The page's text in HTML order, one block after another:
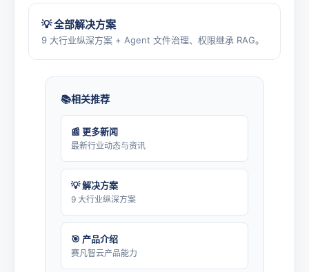
💡 全部解决方案
9 大行业纵深方案 + Agent 文件治理、权限继承 RAG。
相关推荐
📰 更多新闻
最新行业动态与资讯
💡 解决方案
9 大行业纵深方案
🎯 产品介绍
赛凡智云产品能力